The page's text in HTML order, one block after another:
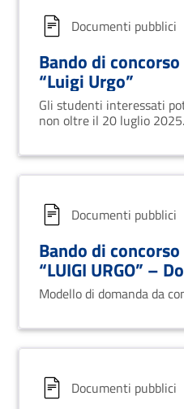
Documenti pubblici
Bando di
“Luigi Urgo”
Gli studenti interessati
non oltre il 20 luglio 2025.
Documenti pubblici
Bando di concorso
“LUIGI URGO” –
partecipazione.
Modello di domanda da
Documenti pubblici